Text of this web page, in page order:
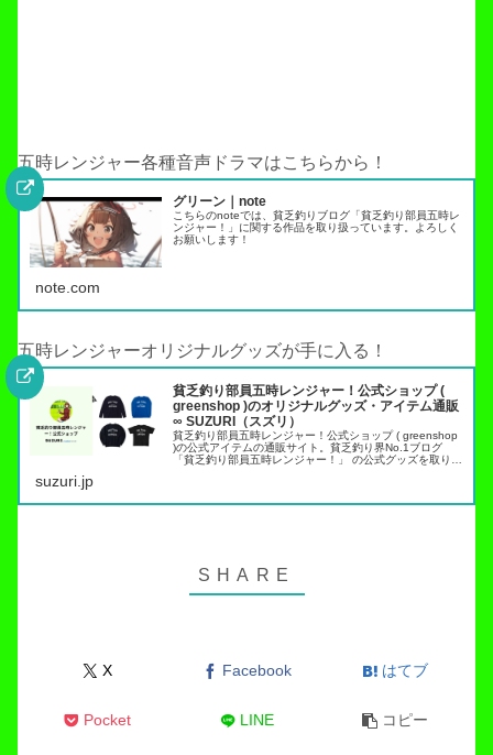
五時レンジャー各種音声ドラマはこちらから！
グリーン｜note
こちらのnoteでは、貧乏釣りブログ「貧乏釣り部員五時レ
ンジャー！」に関する作品を取り扱っています。よろしく
お願いします！
note.com
五時レンジャーオリジナルグッズが手に入る！
貧乏釣り部員五時レンジャー！公式ショップ (
greenshop )のオリジナルグッズ・アイテム通販
∞ SUZURI（スズリ）
貧乏釣り部員五時レンジャー！公式ショップ ( greenshop
)の公式アイテムの通販サイト。貧乏釣り界No.1ブログ
「貧乏釣り部員五時レンジャー！」 の公式グッズを取り扱
suzuri.jp
X Facebook はてブ
Pocket LINE コピー